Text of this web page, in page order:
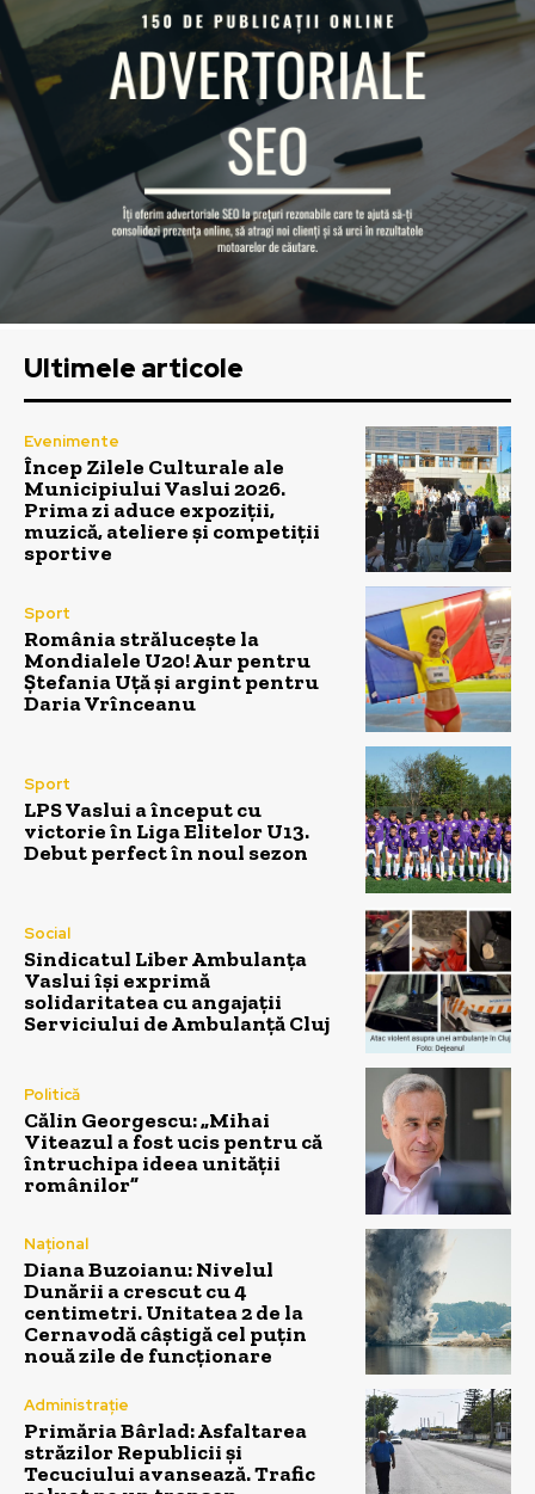
Ultimele articole
Evenimente
Încep Zilele Culturale ale
Municipiului Vaslui 2026.
Prima zi aduce expoziții,
muzică, ateliere și competiții
sportive
Sport
România strălucește la
Mondialele U20! Aur pentru
Ștefania Uță și argint pentru
Daria Vrînceanu
Sport
LPS Vaslui a început cu
victorie în Liga Elitelor U13.
Debut perfect în noul sezon
Social
Sindicatul Liber Ambulanța
Vaslui își exprimă
solidaritatea cu angajații
Serviciului de Ambulanță Cluj
Politică
Călin Georgescu: „Mihai
Viteazul a fost ucis pentru că
întruchipa ideea unității
românilor”
Național
Diana Buzoianu: Nivelul
Dunării a crescut cu 4
centimetri. Unitatea 2 de la
Cernavodă câștigă cel puțin
nouă zile de funcționare
Administrație
Primăria Bârlad: Asfaltarea
străzilor Republicii și
Tecuciului avansează. Trafic